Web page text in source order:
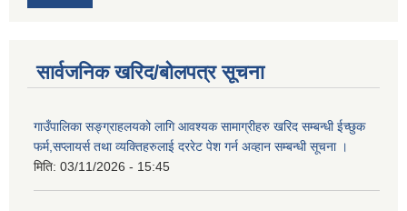
सार्वजनिक खरिद/बोलपत्र सूचना
गाउँपालिका सङ्ग्राहलयको लागि आवश्यक सामाग्रीहरु खरिद सम्बन्धी ईच्छुक
फर्म,सप्लायर्स तथा व्यक्तिहरुलाई दररेट पेश गर्न अव्हान सम्बन्धी सूचना ।
मिति: 03/11/2026 - 15:45